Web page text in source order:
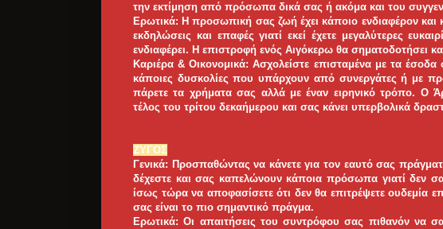
την εκτίμηση από πρόσωπα δικά σας ή ακόμα και του
Ερωτικά: Η προσωπική σας ζωή έχει κάποιο ενδιαφέρον και
εκδηλώσεις και επαφές γιατί εκεί έχετε μεγαλύτερες
ενδιαφέρει. Η επιστροφή ενός Αιγόκερω θα σηματοδοτήσει
Καριέρα & Οικονομικά: Ασχολείστε επισταμένα με τα
κάποιες δυσκολίες που υπάρχουν από συνεργάτες ή με
πάρετε τα χρήματα σας αλλά με έναν ειρηνικό τρόπο. Ο
τέλος του τρίτου δεκαήμερου και σας κάνει υπερβολικά
ΖΥΓΟΣ
Γενικά: Προσπαθώντας να κάνετε για τον εαυτό σας
δέχεστε και σας καπελώνουν κάποια πρόσωπα γιατί δεν
ίσως τώρα να αποφασίσετε ότι δεν θα επιτρέψετε ουδεμία
σας είναι το πιο σημαντικό πράγμα.
Ερωτικά: Οι απαιτήσεις του συντρόφου σας πιθανόν να